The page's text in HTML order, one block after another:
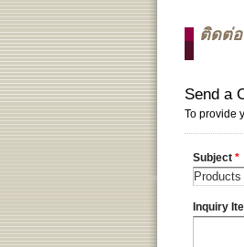
ติดต่อ